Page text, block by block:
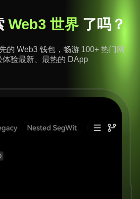
Web3 世界 了吗？
的 Web3 钱包，畅游 100+ 热门网
体验最新、最热的 DApp